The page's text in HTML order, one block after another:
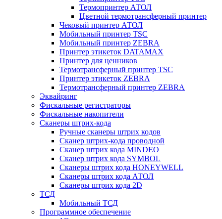
Термопринтер АТОЛ
Цветной термотрансферный принтер
Чековый принтер АТОЛ
Мобильный принтер TSC
Мобильный принтер ZEBRA
Принтер этикеток DATAMAX
Принтер для ценников
Термотрансферный принтер TSC
Принтер этикеток ZEBRA
Термотрансферный принтер ZEBRA
Эквайринг
Фискальные регистраторы
Фискальные накопители
Сканеры штрих-кода
Ручные сканеры штрих кодов
Сканер штрих-кода проводной
Сканер штрих кода MINDEO
Сканер штрих кода SYMBOL
Сканеры штрих кода HONEYWELL
Сканеры штрих кода АТОЛ
Сканеры штрих кода 2D
ТСД
Мобильный ТСД
Программное обеспечение